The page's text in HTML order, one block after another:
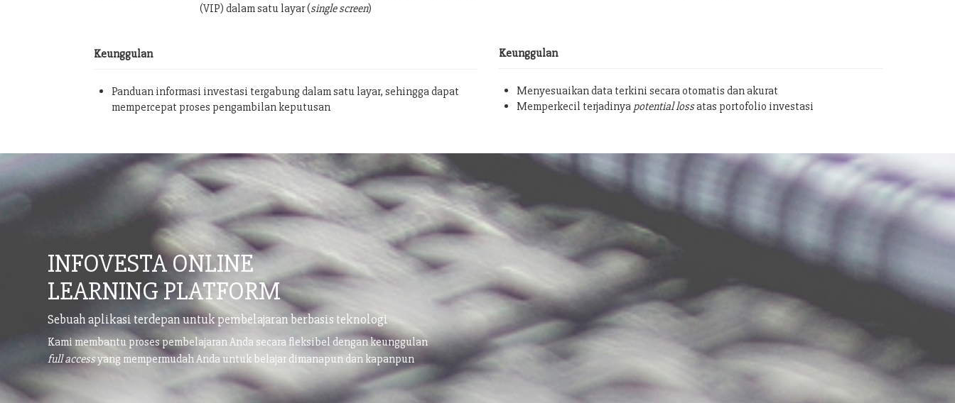
(VIP) dalam satu layar (single screen)
Keunggulan
Panduan informasi investasi tergabung dalam satu layar, sehingga dapat
mempercepat proses pengambilan keputusan
Keunggulan
Menyesuaikan data terkini secara otomatis dan akurat
Memperkecil terjadinya potential lossatas portofolio investasi
INFOVESTA ONLINE
LEARNING PLATFORM
Sebuah aplikasi terdepan untuk pembelajaran berbasis teknologi
Kami membantu proses pembelajaran Anda secara fleksibel dengan keunggulan
full accessyang mempermudah Anda untuk belajar dimanapun dan kapanpun